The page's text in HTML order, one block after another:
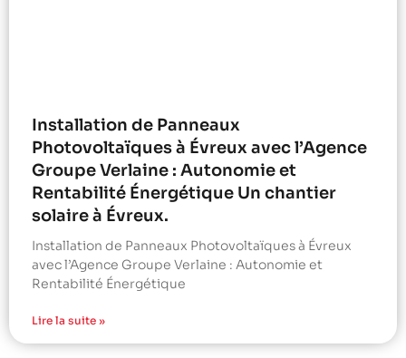
Installation de Panneaux
Photovoltaïques à Évreux avec l’Agence
Groupe Verlaine : Autonomie et
Rentabilité Énergétique Un chantier
solaire à Évreux.
Installation de Panneaux Photovoltaïques à Évreux
avec l’Agence Groupe Verlaine : Autonomie et
Rentabilité Énergétique
Lire la suite »